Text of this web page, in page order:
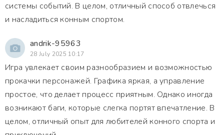
системы событий. В целом, отличный способ отвлечься
и насладиться конным спортом.
andrik-95963
28 July 2025 10:17
Игра увлекает своим разнообразием и возможностью
прокачки персонажей. Графика яркая, а управление
простое, что делает процесс приятным. Однако иногда
возникают баги, которые слегка портят впечатление. В
целом, отличный опыт для любителей конного спорта и